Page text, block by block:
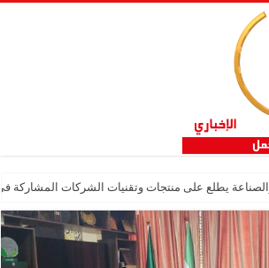
يطلع على منتجات وتقنيات الشركات المشاركة في